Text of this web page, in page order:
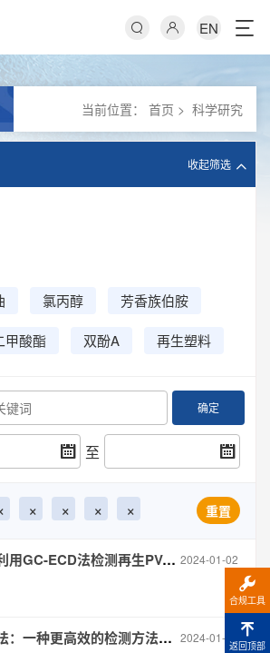
EN
当前位置： 首页 > 科学研究
收起筛选
氯丙醇 芳香族伯胺
甲酸酯 双酚A 再生塑料
确定
至
× × × × 重置
利用GC-ECD法检测再生PVC中氯乙烯类化合物的迁移量 2024-01-02
流动注射分析法：一种更高效的检测方法（上） 2024-01-02
合规工具
返回顶部